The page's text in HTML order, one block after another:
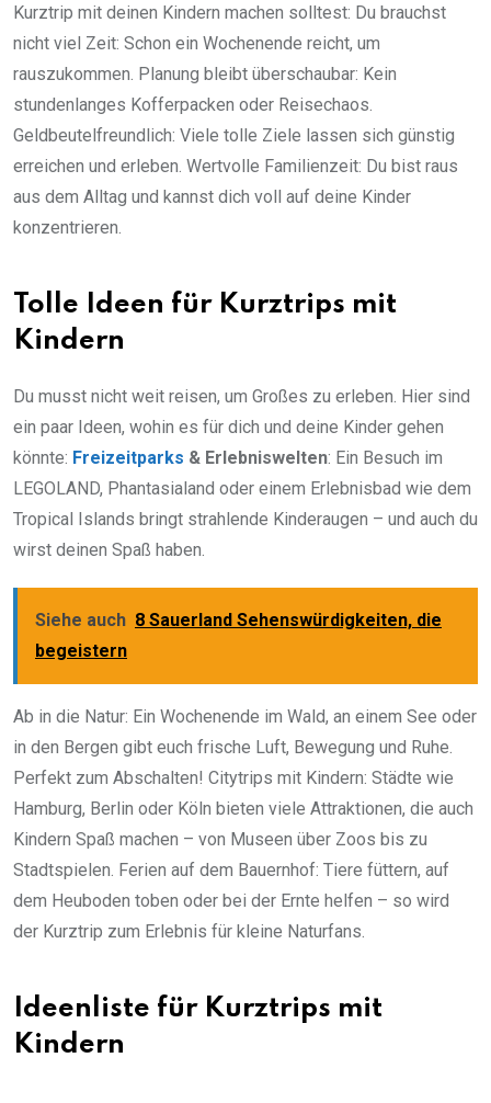
Kurztrip mit deinen Kindern machen solltest: Du brauchst
nicht viel Zeit: Schon ein Wochenende reicht, um
rauszukommen. Planung bleibt überschaubar: Kein
stundenlanges Kofferpacken oder Reisechaos.
Geldbeutelfreundlich: Viele tolle Ziele lassen sich günstig
erreichen und erleben. Wertvolle Familienzeit: Du bist raus
aus dem Alltag und kannst dich voll auf deine Kinder
konzentrieren.
Tolle Ideen für Kurztrips mit
Kindern
Du musst nicht weit reisen, um Großes zu erleben. Hier sind
ein paar Ideen, wohin es für dich und deine Kinder gehen
könnte: Freizeitparks & Erlebniswelten: Ein Besuch im
LEGOLAND, Phantasialand oder einem Erlebnisbad wie dem
Tropical Islands bringt strahlende Kinderaugen – und auch du
wirst deinen Spaß haben.
Siehe auch 8 Sauerland Sehenswürdigkeiten, die
begeistern
Ab in die Natur: Ein Wochenende im Wald, an einem See oder
in den Bergen gibt euch frische Luft, Bewegung und Ruhe.
Perfekt zum Abschalten! Citytrips mit Kindern: Städte wie
Hamburg, Berlin oder Köln bieten viele Attraktionen, die auch
Kindern Spaß machen – von Museen über Zoos bis zu
Stadtspielen. Ferien auf dem Bauernhof: Tiere füttern, auf
dem Heuboden toben oder bei der Ernte helfen – so wird
der Kurztrip zum Erlebnis für kleine Naturfans.
Ideenliste für Kurztrips mit
Kindern